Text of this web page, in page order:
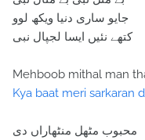
جایو ساری دنیا ویکھ لوو
کتھے نئیں ایسا لجپال نبی
Mehboob mithal man
Kya baat meri sarkaran
محبوب مٹھل منٹھاراں دی